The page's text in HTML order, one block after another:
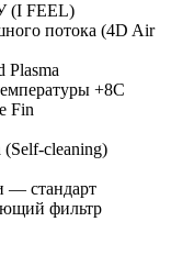
(I FEEL)
потока (4D Air
Plasma
+8С
Fin
(Self-cleaning)
— стандарт
фильтр